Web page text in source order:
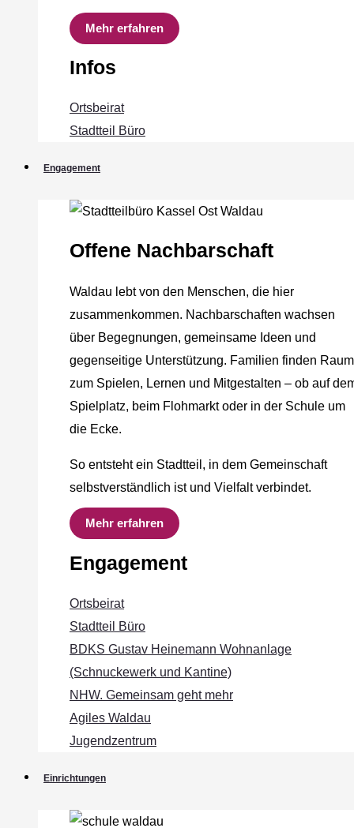
Mehr erfahren
Infos
Ortsbeirat
Stadtteil Büro
Engagement
Offene Nachbarschaft
Waldau lebt von den Menschen, die hier
zusammenkommen. Nachbarschaften wachsen
über Begegnungen, gemeinsame Ideen und
gegenseitige Unterstützung. Familien finden Raum
zum Spielen, Lernen und Mitgestalten – ob auf
Spielplatz, beim Flohmarkt oder in der Schule um
die Ecke.
So entsteht ein Stadtteil, in dem Gemeinschaft
selbstverständlich ist und Vielfalt verbindet.
Mehr erfahren
Engagement
Ortsbeirat
Stadtteil Büro
BDKS Gustav Heinemann Wohnanlage
(Schnuckewerk und Kantine)
NHW. Gemeinsam geht mehr
Agiles Waldau
Jugendzentrum
Einrichtungen